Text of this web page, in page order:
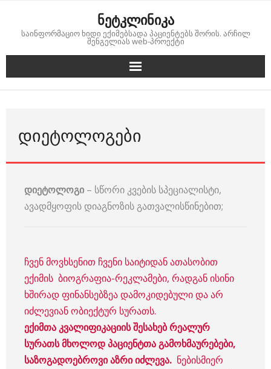
content
ნეტკლინიკა
საინფორმაციო ხიდი ექიმებსადა პაციენტებს შორის. არჩილ
შენგელიას web-პროექტი
ᲓᲘᲔᲢᲝᲚᲝᲒᲔᲑᲘ
დიეტოლოგი – სწორი კვების სპეციალისტი,
ავადმყოფის დიაგნოზის გათვალისწინებით;
ჩვენ მოვხსენით ჩვენი საიტიდან ათასობით
ექიმის ბიოგრაფია-რეკლამები, რადგან ისინი
ხშირად ფინანსებზეა დამოკიდებული და არ
იძლევიან ობიექტურ სურათს.
ექიმთა კვალიფიკაციის შესახებ რეალურ
სურათს მხოლოდ პაციენტთა გამოხმაურებები,
საზოგადოებროვი აზრი იძლევა. ნებისმიერ